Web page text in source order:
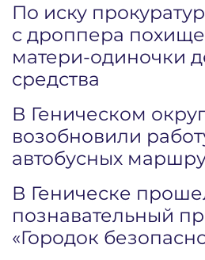
По иску
с дроппера
матери-одиночки
средства
В Геническом
возобновили
автобусных
В Геническе
познавательный
«Городок